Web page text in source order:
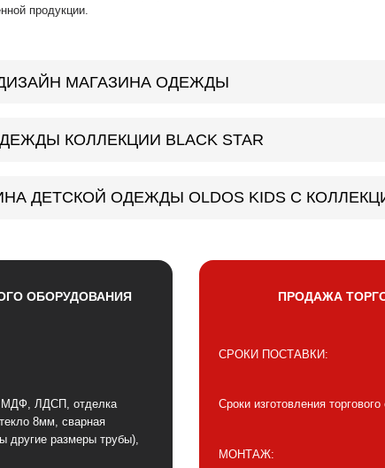
продукции.
МАГАЗИНА ОДЕЖДЫ
КОЛЛЕКЦИИ BLACK STAR
ДЕТСКОЙ ОДЕЖДЫ OLDOS KIDS С
ОБОРУДОВАНИЯ
МДФ, ЛДСП, отделка
8мм, сварная
другие размеры трубы),
ПРОДАЖА
СРОКИ ПОСТАВКИ:
Сроки изготовления
МОНТАЖ: